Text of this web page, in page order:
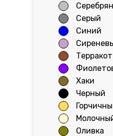
Серый
Синий
Хаки
Черный
Оливка